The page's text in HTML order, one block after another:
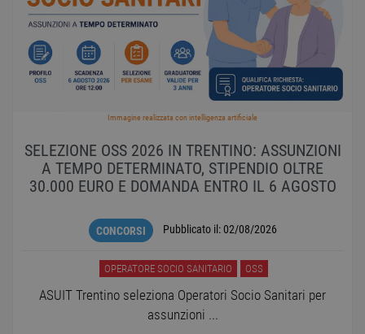
Immagine realizzata con intelligenza artificiale
SELEZIONE OSS 2026 IN TRENTINO: ASSUNZIONI
A TEMPO DETERMINATO, STIPENDIO OLTRE
30.000 EURO E DOMANDA ENTRO IL 6 AGOSTO
CONCORSI Pubblicato il:02/08/2026
OPERATORE SOCIO SANITARIO OSS
ASUIT Trentino seleziona Operatori Socio Sanitari per
assunzioni ...